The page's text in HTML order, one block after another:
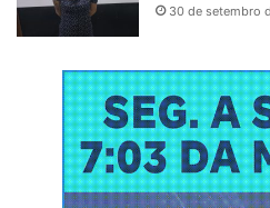
30 de setembro